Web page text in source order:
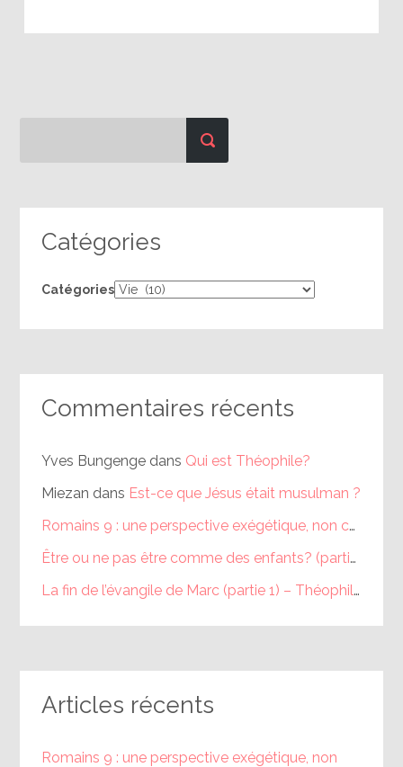
Catégories
Catégories
Commentaires récents
Yves Bungengedans Qui est Théophile?
Miezan dans Est-ce que Jésus était musulman ?
Romains 9 : une perspective exégétique, non calviniste (partie 1) – Théophile
Être ou ne pas être comme des enfants? (partie 1) – Théophile
La fin de l’évangile de Marc (partie 1) – Théophile
Articles récents
Romains 9 : une perspective exégétique, non